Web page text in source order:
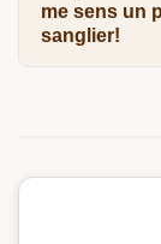
me sens un
sanglier!